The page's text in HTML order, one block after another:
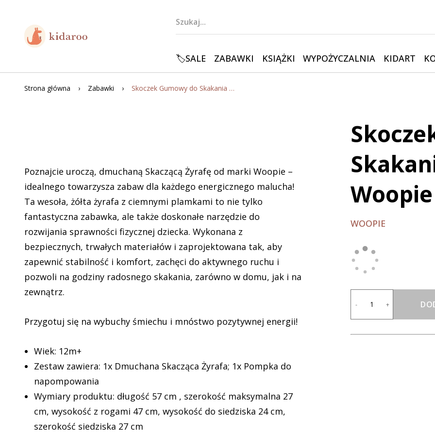
🏷️SALE ZABAWKI KSIĄŻKI WYPOŻYCZALNIA KIDART
Strona główna Zabawki Skoczek Gumowy do Skakania Żyrafa Żółta | Woopie
Woopie
WOOPIE
- +
Poznajcie uroczą, dmuchaną Skaczącą Żyrafę od marki Woopie –
idealnego towarzysza zabaw dla każdego energicznego malucha!
Ta wesoła, żółta żyrafa z ciemnymi plamkami to nie tylko
fantastyczna zabawka, ale także doskonałe narzędzie do
rozwijania sprawności fizycznej dziecka. Wykonana z
bezpiecznych, trwałych materiałów i zaprojektowana tak, aby
zapewnić stabilność i komfort, zachęci do aktywnego ruchu i
pozwoli na godziny radosnego skakania, zarówno w domu, jak i na
zewnątrz.
Przygotuj się na wybuchy śmiechu i mnóstwo pozytywnej energii!
Wiek: 12m+
Zestaw zawiera: 1x Dmuchana Skacząca Żyrafa; 1x Pompka do
napompowania
Wymiary produktu: długość 57 cm , szerokość maksymalna 27
cm, wysokość z rogami 47 cm, wysokość do siedziska 24 cm,
szerokość siedziska 27 cm